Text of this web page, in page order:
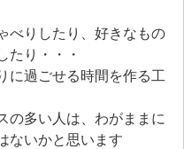
べりしたり、好きなもの
たり・・・
に過ごせる時間を作る工
の多い人は、わがままに
ないかと思います